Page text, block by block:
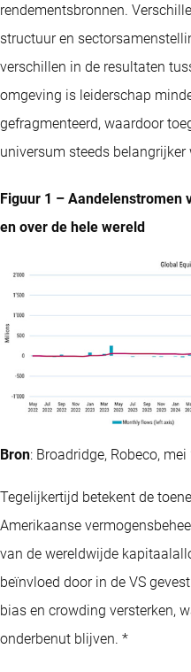
rendementsbronnen.
structuur en
verschillen in de resultaten
omgeving is leiderschap
gefragmenteerd, waardoor
universum steeds belangrijker
Figuur 1 – Aandelenstromen
en over de hele wereld
Bron: Broadridge, Robeco, mei
Tegelijkertijd betekent de
Amerikaanse
van de wereldwijde
beïnvloed door in de VS
bias en crowding versterken,
onderbenut blijven. *